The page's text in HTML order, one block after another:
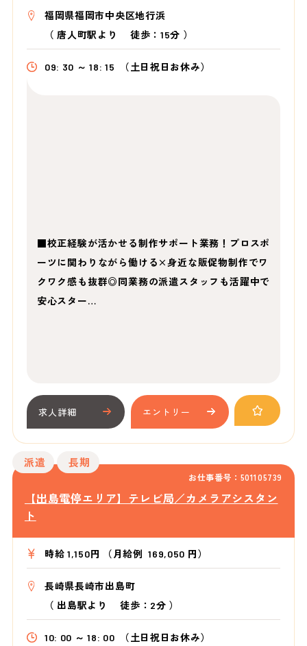
福岡県福岡市中央区地行浜
（唐人町駅より 徒歩：15分 ）
09: 30 ～ 18: 15 （土日祝日お休み）
■校正経験が活かせる制作サポート業務！プロスポ
ーツに関わりながら働ける×身近な販促物制作でワ
クワク感も抜群◎同業務の派遣スタッフも活躍中で
安心スター…
求人詳細 エントリー
お仕事番号：501105739
派遣 長期
【出島電停エリア】テレビ局／カメラアシスタン
ト
時給 1,150円 （月給例 169,050 円）
長崎県長崎市出島町
（ 出島駅より徒歩：2分 ）
10: 00 ～ 18: 00 （土日祝日お休み）